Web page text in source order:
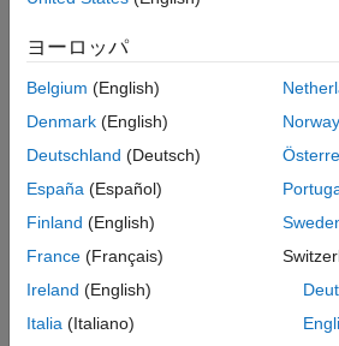
参考
バージョン履歴
すべて
ルール
サブ ID a
除算を行う場合、ゼロ割回避の処理を
カスタム パラメーター
該当なし
根拠
ヨーロッパ
Belgium (English)
Denmark (English)
Deutschland (Deutsch)
España (Español)
Finland (English)
France (Français)
Ireland (English)
Italia (Italiano)
Norway